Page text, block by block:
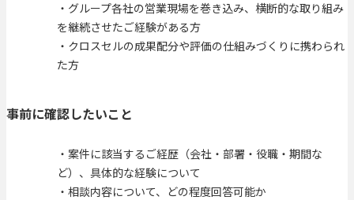
・グループ各社の営業現場を巻き込み、横断的な取り組み
を継続させたご経験がある方
・クロスセルの成果配分や評価の仕組みづくりに携わられ
た方
事前に確認したいこと
・案件に該当するご経歴（会社・部署・役職・期間な
ど）、具体的な経験について
・相談内容について、どの程度回答可能か